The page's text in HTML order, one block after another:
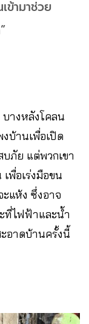
ข้ามาช่วย
างหลังโคลน
บ้านเพื่อเปิด
ภัย แต่พวกเขา
พื่อเร่งมือขน
แห้ง ซึ่งอาจ
ที่ไฟฟ้าและน้ำ
อาดบ้านครั้งนี้